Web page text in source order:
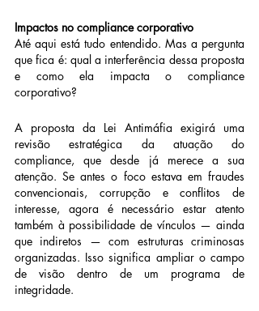
Impactos no compliance corporativo
Até aqui está tudo entendido. Mas a pergunta
que fica é: qual a interferência dessa proposta
e como ela impacta o compliance
corporativo?
A proposta da Lei Antimáfia exigirá uma
revisão estratégica da atuação do
compliance, que desde já merece a sua
atenção. Se antes o foco estava em fraudes
convencionais, corrupção e conflitos de
interesse, agora é necessário estar atento
também à possibilidade de vínculos — ainda
que indiretos — com estruturas criminosas
organizadas. Isso significa ampliar o campo
de visão dentro de um programa de
integridade.